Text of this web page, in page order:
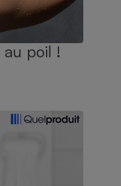
au poil !